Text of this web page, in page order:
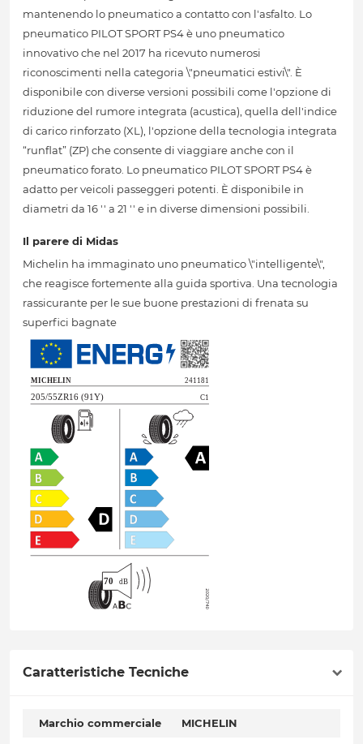
mantenendo lo pneumatico a contatto con l'asfalto. Lo
pneumatico PILOT SPORT PS4 è uno pneumatico
innovativo che nel 2017 ha ricevuto numerosi
riconoscimenti nella categoria \"pneumatici estivi\". È
disponibile con diverse versioni possibili come l'opzione di
riduzione del rumore integrata (acustica), quella dell'indice
di carico rinforzato (XL), l'opzione della tecnologia integrata
“runflat” (ZP) che consente di viaggiare anche con il
pneumatico forato. Lo pneumatico PILOT SPORT PS4 è
adatto per veicoli passeggeri potenti. È disponibile in
diametri da 16 '' a 21 '' e in diverse dimensioni possibili.
Il parere di Midas
Michelin ha immaginato uno pneumatico \"intelligente\",
che reagisce fortemente alla guida sportiva. Una tecnologia
rassicurante per le sue buone prestazioni di frenata su
superfici bagnate
Caratteristiche Tecniche
Marchio commerciale MICHELIN